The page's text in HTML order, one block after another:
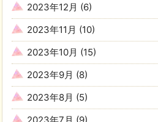
2023年12月 (6)
2023年11月 (10)
2023年10月 (15)
2023年9月 (8)
2023年8月 (5)